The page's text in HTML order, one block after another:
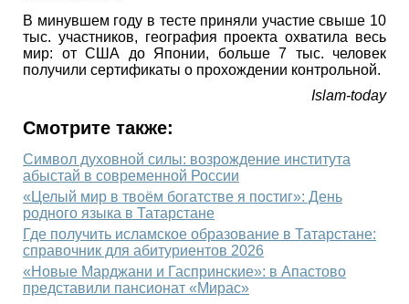
В минувшем году в тесте приняли участие свыше 10
тыс. участников, география проекта охватила весь
мир: от США до Японии, больше 7 тыс. человек
получили сертификаты о прохождении контрольной.
Islam-today
Смотрите также:
Символ духовной силы: возрождение института
абыстай в современной России
«Целый мир в твоём богатстве я постиг»: День
родного языка в Татарстане
Где получить исламское образование в Татарстане:
справочник для абитуриентов 2026
«Новые Марджани и Гаспринские»: в Апастово
представили пансионат «Мирас»